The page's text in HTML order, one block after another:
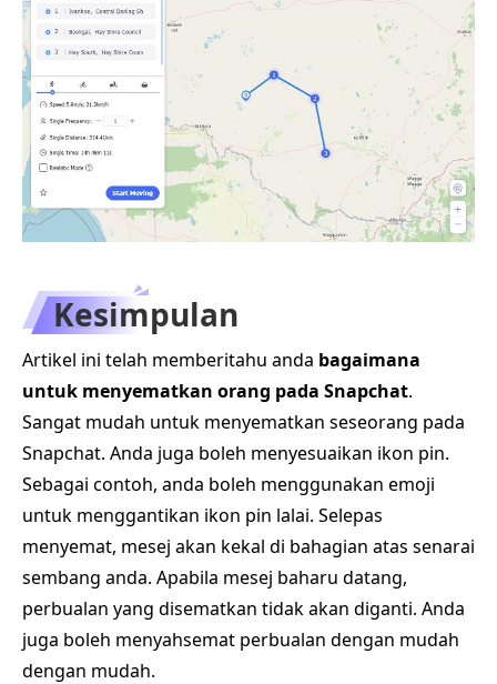
Kesimpulan
Artikel ini telah memberitahu anda bagaimana
untuk menyematkan orang pada Snapchat.
Sangat mudah untuk menyematkan seseorang pada
Snapchat. Anda juga boleh menyesuaikan ikon pin.
Sebagai contoh, anda boleh menggunakan emoji
untuk menggantikan ikon pin lalai. Selepas
menyemat, mesej akan kekal di bahagian atas senarai
sembang anda. Apabila mesej baharu datang,
perbualan yang disematkan tidak akan diganti. Anda
juga boleh menyahsemat perbualan dengan mudah
dengan mudah.